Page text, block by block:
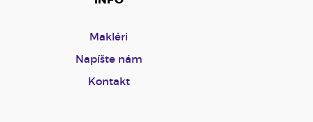
Makléri
Napíšte nám
Kontakt